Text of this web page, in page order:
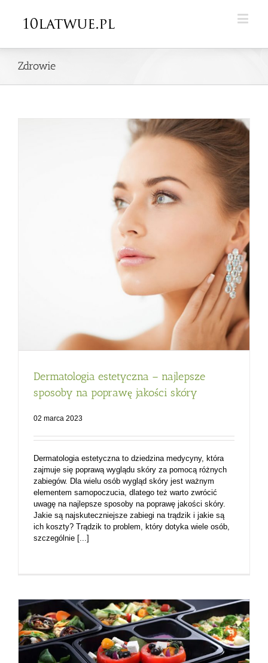
Zdrowie
Dermatologia estetyczna – najlepsze
sposoby na poprawę jakości skóry
02 marca 2023
Dermatologia estetyczna to dziedzina medycyny, która
zajmuje się poprawą wyglądu skóry za pomocą różnych
zabiegów. Dla wielu osób wygląd skóry jest ważnym
elementem samopoczucia, dlatego też warto zwrócić
uwagę na najlepsze sposoby na poprawę jakości skóry.
Jakie są najskuteczniejsze zabiegi na trądzik i jakie są
ich koszty? Trądzik to problem, który dotyka wiele osób,
szczególnie [...]